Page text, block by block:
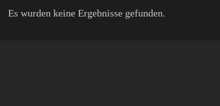
Es wurden keine Ergebnisse gefunden.